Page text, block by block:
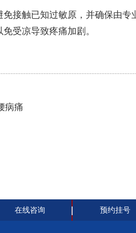
接触已知过敏原，并确保由专
受凉导致疼痛加剧。
病痛
在线咨询 预约挂号